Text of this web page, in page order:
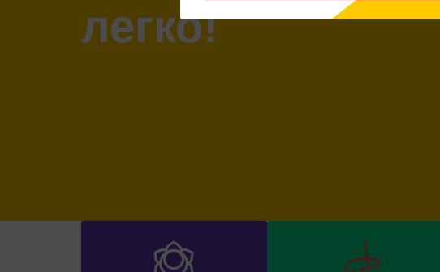
легко!